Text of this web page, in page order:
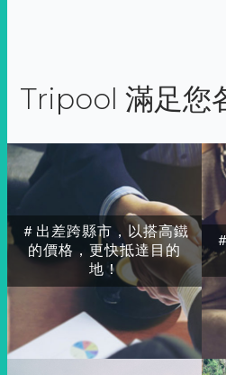
Tripool 滿足您
＃出差跨縣市，以搭高鐵
的價格，更快抵達目的
地！